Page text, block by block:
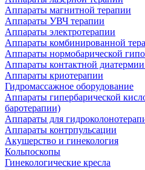
Аппараты магнитной терапии
Аппараты УВЧ терапии
Аппараты электротерапии
Аппараты комбинированной
Аппараты нормобарической
Аппараты контактной
Аппараты криотерапии
Гидромассажное оборудование
Аппараты гипербарической
баротерапии)
Аппараты для
Аппараты контрпульсации
Акушерство и гинекология
Кольпоскопы
Гинекологические кресла